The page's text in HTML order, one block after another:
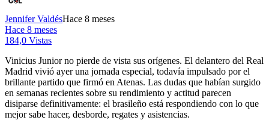
Jennifer ValdésHace 8 meses
Hace 8 meses
184,0 Vistas
Vinicius Junior no pierde de vista sus orígenes. El delantero del Real
Madrid vivió ayer una jornada especial, todavía impulsado por el
brillante partido que firmó en Atenas. Las dudas que habían surgido
en semanas recientes sobre su rendimiento y actitud parecen
disiparse definitivamente: el brasileño está respondiendo con lo que
mejor sabe hacer, desborde, regates y asistencias.